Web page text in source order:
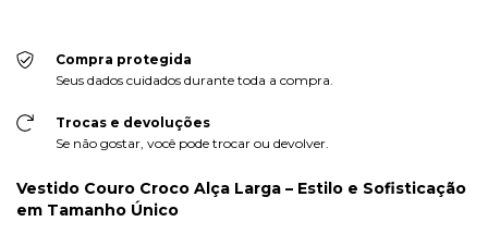
Compra protegida
Seus dados cuidados durante toda a compra.
Trocas e devoluções
Se não gostar, você pode trocar ou devolver.
Vestido Couro Croco Alça Larga – Estilo e Sofisticação
em Tamanho Único